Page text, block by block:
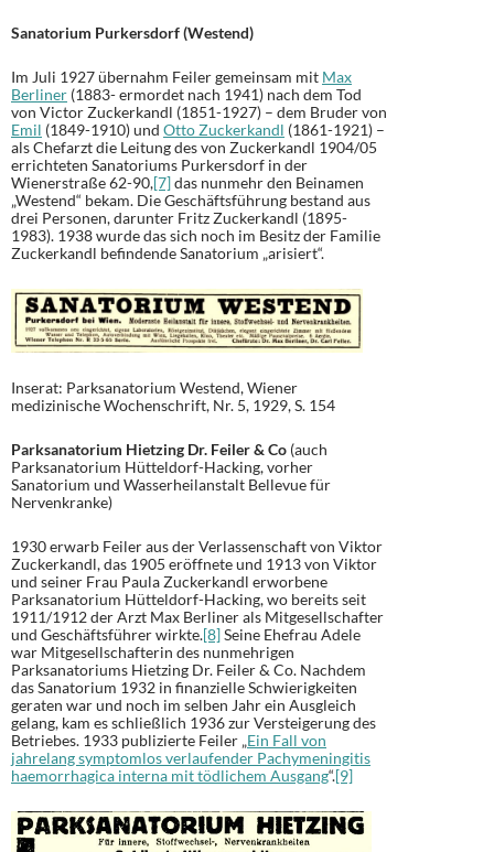
Sanatorium Purkersdorf (Westend)
Im Juli 1927 übernahm Feiler gemeinsam mit Max
Berliner (1883- ermordet nach 1941) nach dem Tod
von Victor Zuckerkandl (1851-1927) – dem Bruder von
Emil (1849-1910) und Otto Zuckerkandl (1861-1921) –
als Chefarzt die Leitung des von Zuckerkandl 1904/05
errichteten Sanatoriums Purkersdorf in der
Wienerstraße 62-90,[7]das nunmehr den Beinamen
„Westend“ bekam. Die Geschäftsführung bestand aus
drei Personen, darunter Fritz Zuckerkandl (1895-
1983). 1938 wurde das sich noch im Besitz der Familie
Zuckerkandl befindende Sanatorium „arisiert“.
Inserat: Parksanatorium Westend, Wiener
medizinische Wochenschrift, Nr. 5, 1929, S. 154
Parksanatorium Hietzing Dr. Feiler & Co (auch
Parksanatorium Hütteldorf-Hacking, vorher
Sanatorium und Wasserheilanstalt Bellevue für
Nervenkranke)
1930 erwarb Feiler aus der Verlassenschaft von Viktor
Zuckerkandl, das 1905 eröffnete und 1913 von Viktor
und seiner Frau Paula Zuckerkandl erworbene
Parksanatorium Hütteldorf-Hacking, wo bereits seit
1911/1912 der Arzt Max Berliner als Mitgesellschafter
und Geschäftsführer wirkte.[8]Seine Ehefrau Adele
war Mitgesellschafterin des nunmehrigen
Parksanatoriums Hietzing Dr. Feiler & Co. Nachdem
das Sanatorium 1932 in finanzielle Schwierigkeiten
geraten war und noch im selben Jahr ein Ausgleich
gelang, kam es schließlich 1936 zur Versteigerung des
Betriebes. 1933 publizierte Feiler „Ein Fall von
jahrelang symptomlos verlaufender Pachymeningitis
haemorrhagica interna mit tödlichem Ausgang“.[9]